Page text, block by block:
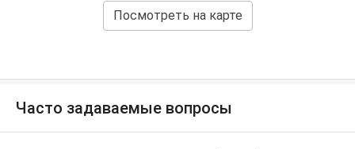
Посмотреть на карте
Часто задаваемые вопросы